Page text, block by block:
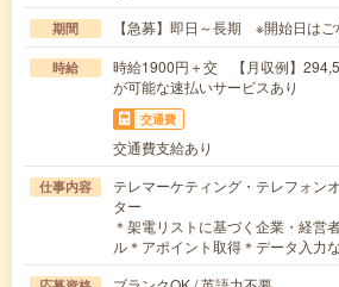
期間 【急募】即日～長期 ※開始日はご
時給
時給1900円＋交 【月収例】
が可能な速払いサービスあり
交通費
交通費支給あり
仕事内容
テレマーケティング・テレフォン
ター
＊架電リストに基づく企業・経営
ル＊アポイント取得＊データ入力